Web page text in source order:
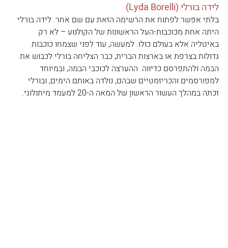
לידה בורלי (Lyda Borelli)
בלתי אפשר לפתוח את הרשימה הזאת עם שם אחר. לידה בורלי
היתה אחת מכוכבות-העל הראשונות של הקולנוע – לא רק
באיטליה אלא בעולם כולו. למעשה, עוד לפני שצמחו כוכבות
גדולות בצרפת או בארצות הברית, כבר הצליחה בורלי לכבוש את
הבמה ולהתפרסם כדיווה. ההערצה לכוכבי הבמה, ובמיוחד
למפורסמים והכריזמטיים שבהם, נולדה באותם הימים, ובורלי
זכתה במהלך העשור הראשון של המאה ה-20 למעמד מיתולוגי.